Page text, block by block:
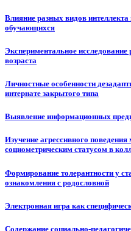
Влияние разных видов интеллекта
обучающихся
Экспериментальное исследование
возраста
Личностные особенности
интернате закрытого типа
Выявление информационных
Изучение агрессивного
социометрическим статусом в
Формирование толерантности у
ознакомления с родословной
Электронная игра как
Содержание социально-